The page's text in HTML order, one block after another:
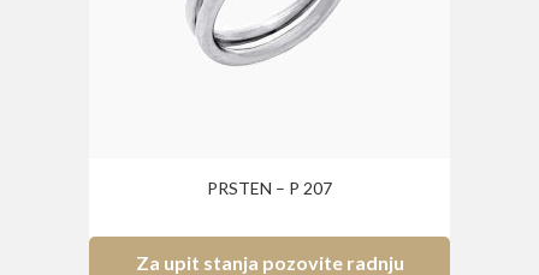
PRSTEN – P 207
Za upit stanja pozovite radnju